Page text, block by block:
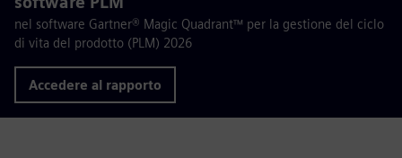
nel software Gartner® Magic Quadrant™ per la gestione del ciclo
di vita del prodotto (PLM) 2026
Accedere al rapporto